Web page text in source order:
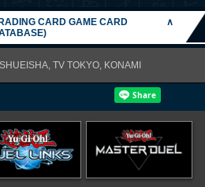
CARD GAME CARD
∧
TV TOKYO, KONAMI